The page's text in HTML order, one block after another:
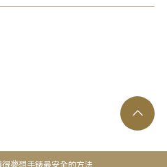
夢想手錶最安全的方法